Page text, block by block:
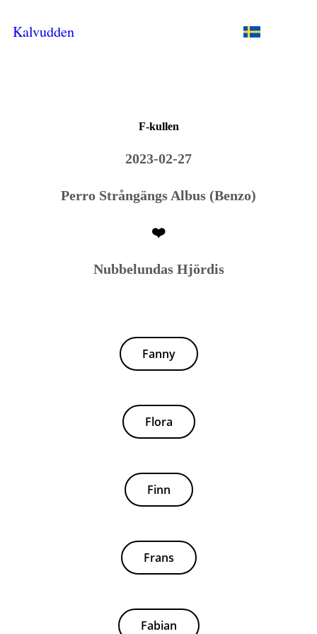
Kalvudden
F-kullen
2023-02-27
Perro Strångängs Albus (Benzo)
❤️
Nubbelundas Hjördis
Fanny
Flora
Finn
Frans
Fabian